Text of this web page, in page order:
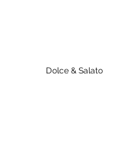
Dolce & Salato